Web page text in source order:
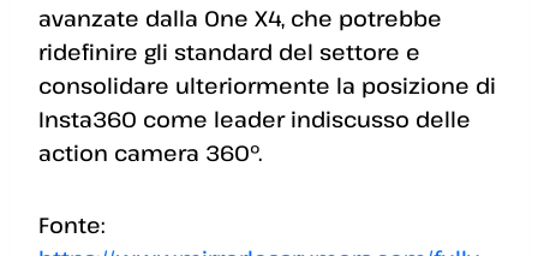
avanzate dalla One X4, che potrebbe
ridefinire gli standard del settore e
consolidare ulteriormente la posizione di
Insta360 come leader indiscusso delle
action camera 360º.
Fonte: